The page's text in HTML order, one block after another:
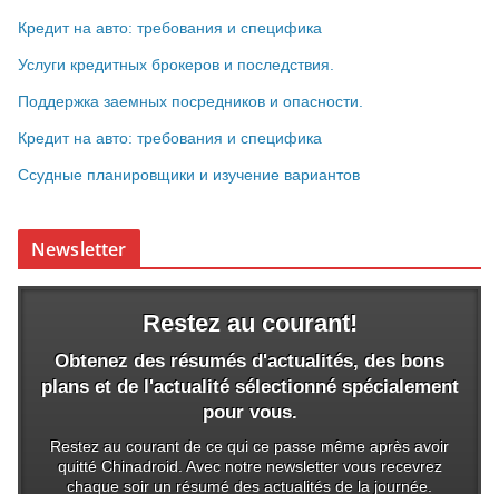
Кредит на авто: требования и специфика
Услуги кредитных брокеров и последствия.
Поддержка заемных посредников и опасности.
Кредит на авто: требования и специфика
Ссудные планировщики и изучение вариантов
Newsletter
Restez au courant!
Obtenez des résumés d'actualités, des bons
plans et de l'actualité sélectionné spécialement
pour vous.
Restez au courant de ce qui ce passe même après avoir
quitté Chinadroid. Avec notre newsletter vous recevrez
chaque soir un résumé des actualités de la journée.